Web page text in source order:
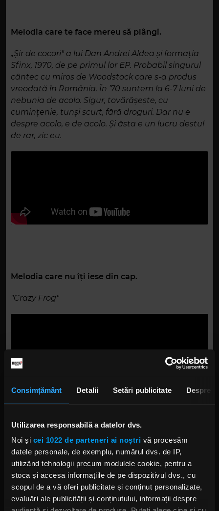
Consimțământ Detalii Setări publicitate Despre
Utilizarea responsabilă a datelor dvs.
Noi și cei 1022 de parteneri ai noștri vă procesăm
datele personale, de exemplu, numărul dvs. de IP,
utilizând tehnologii precum modulele cookie, pentru a
stoca și accesa informațiile de pe dispozitivul dvs., cu
scopul de a vă oferi publicitate și conținut personalizate,
evaluări ale publicității și conținutului, informații despre
Melodia care te face mereu să plângi.
„Șir de cocori" a lui Dan Andrei Aldea și formația
Sfinx, 1970, de pe primul lor EP. Probabil singurul
cântec cu miros de Woodstock care s-a produs
vreodată în România. În ’70 suntem la 6-7 luni de
nebunia de acolo. Sigur, tovărășește, cu
cumințenie, tunși scurt, fără droguri. Dar nu e
despre acolo, e de acolo. Și ăsta e un lucru destul
de rar, zic eu.
Melodia care nu îți iese din cap.
"Crazy Frog"
Albumul care ți-a schimbat viața.
„In the Wee Small Hours”, al lui Frank Sinatra. Și
îmi pare rău să compar mere cu pere. Sigur că
mi-a plăcut foarte mult și primul disc de la
Megadeth, dar în alt fel. Însă „In The Wee Small
Hours”, da! Pentru că aud un om gutural, răgușit,
răcit, care cu numai câteva săptămâni înainte